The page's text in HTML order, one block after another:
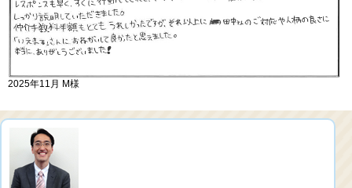
2025年11月 M様